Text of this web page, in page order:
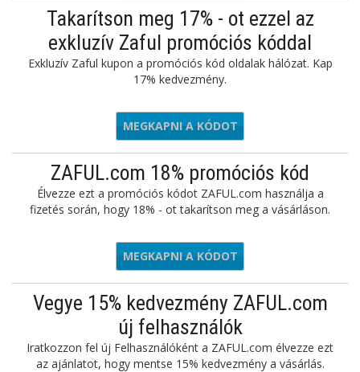
Takarítson meg 17% - ot ezzel az
exkluzív Zaful promóciós kóddal
Exkluzív Zaful kupon a promóciós kód oldalak hálózat. Kap
17% kedvezmény.
ZZFF
MEGKAPNI A KÓDOT
ZAFUL.com 18% promóciós kód
Élvezze ezt a promóciós kódot ZAFUL.com használja a
fizetés során, hogy 18% - ot takarítson meg a vásárláson.
SUN18
MEGKAPNI A KÓDOT
Vegye 15% kedvezmény ZAFUL.com
új felhasználók
Iratkozzon fel új Felhasználóként a ZAFUL.com élvezze ezt
az ajánlatot, hogy mentse 15% kedvezmény a vásárlás.